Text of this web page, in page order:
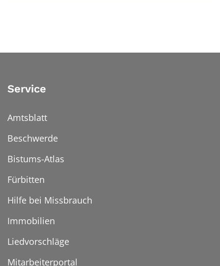
Service
Amtsblatt
Beschwerde
Bistums-Atlas
Fürbitten
Hilfe bei Missbrauch
Immobilien
Liedvorschläge
Mitarbeiterportal